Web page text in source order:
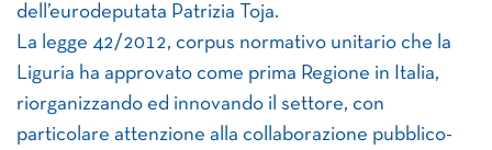
dell’eurodeputata Patrizia Toja.
La legge 42/2012, corpus normativo unitario che la
Liguria ha approvato come prima Regione in Italia,
riorganizzando ed innovando il settore, con
particolare attenzione alla collaborazione pubblico-